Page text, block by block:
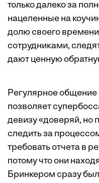
только далеко за
нацеленные на
долю своего
сотрудниками,
дают ценную
Регулярное общение
позволяет
девизу «доверяй, но
следить за
требовать отчета в
потому что они
Бринкером сразу